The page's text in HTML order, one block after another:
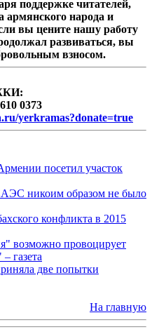
поддержке читателей,
армянского народа и
вы цените нашу работу
развиваться, вы
взносом.
0373
yerkramas?donate=true
посетил участок
никоим образом не было
конфликта в 2015
возможно провоцирует
газета
две попытки
На главную